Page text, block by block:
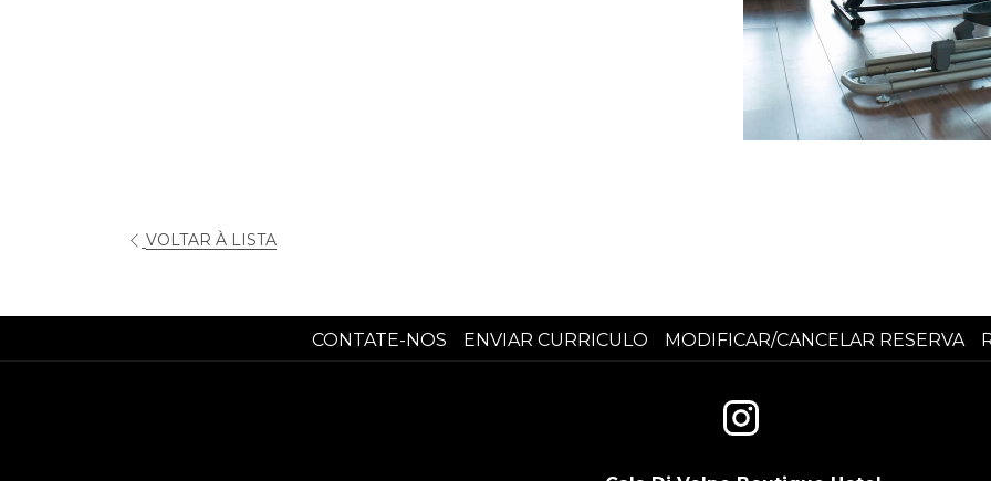
VOLTAR À LISTA
PESTANA
CONTATE-NOS ENVIAR CURRICULO MODIFICAR/CANCELAR RESERVA